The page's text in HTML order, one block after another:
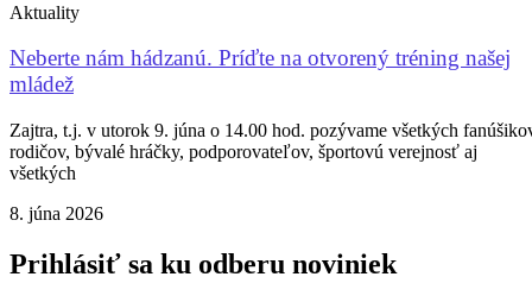
Aktuality
Neberte nám hádzanú. Príďte na otvorený tréning našej
mládež
Zajtra, t.j. v utorok 9. júna o 14.00 hod. pozývame všetkých
rodičov, bývalé hráčky, podporovateľov, športovú verejnosť aj
všetkých
8. júna 2026
Prihlásiť sa ku odberu noviniek